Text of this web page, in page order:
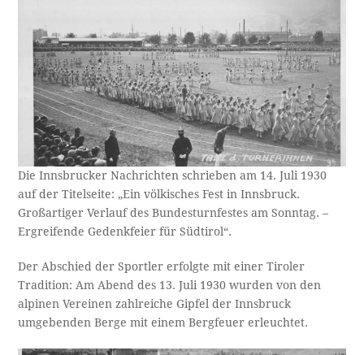
Die Innsbrucker Nachrichten schrieben am 14. Juli 1930
auf der Titelseite: „Ein völkisches Fest in Innsbruck.
Großartiger Verlauf des Bundesturnfestes am Sonntag. –
Ergreifende Gedenkfeier für Südtirol“.
Der Abschied der Sportler erfolgte mit einer Tiroler
Tradition: Am Abend des 13. Juli 1930 wurden von den
alpinen Vereinen zahlreiche Gipfel der Innsbruck
umgebenden Berge mit einem Bergfeuer erleuchtet.